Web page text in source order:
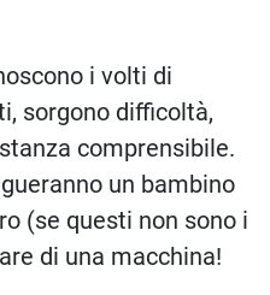
i volti di
sorgono difficoltà,
comprensibile.
un bambino
(se questi non sono i
di una macchina!